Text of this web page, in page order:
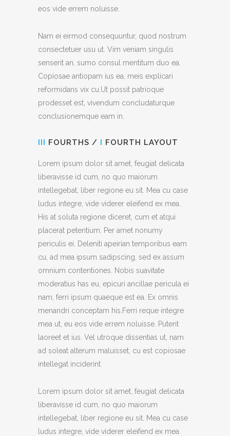
eos vide errem noluisse.
Nam ei eirmod consequuntur, quod nostrum
consectetuer usu ut. Vim veniam singulis
senserit an, sumo consul mentitum duo ea.
Copiosae antiopam ius ea, meis explicari
reformidans vix cu.Ut possit patrioque
prodesset est, vivendum concludaturque
conclusionemque eam in.
III FOURTHS / I FOURTH LAYOUT
Lorem ipsum dolor sit amet, feugiat delicata
liberavisse id cum, no quo maiorum
intellegebat, liber regione eu sit. Mea cu case
ludus integre, vide viderer eleifend ex mea.
His at soluta regione diceret, cum et atqui
placerat petentium. Per amet nonumy
periculis ei. Deleniti apeirian temporibus eam
cu, ad mea ipsum sadipscing, sed ex assum
omnium contentiones. Nobis suavitate
moderatius has eu, epicuri ancillae pericula ei
nam, ferri ipsum quaeque est ea. Ex omnis
menandri conceptam his.Ferri reque integre
mea ut, eu eos vide errem noluisse. Putent
laoreet et ius. Vel utroque dissentias ut, nam
ad soleat alterum maluisset, cu est copiosae
intellegat inciderint.
Lorem ipsum dolor sit amet, feugiat delicata
liberavisse id cum, no quo maiorum
intellegebat, liber regione eu sit. Mea cu case
ludus integre, vide viderer eleifend ex mea.